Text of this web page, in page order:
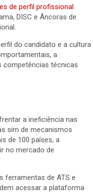
de perfil profissional
DISC e Âncoras de
do candidato e a cultura
a
competências técnicas
a ineficiência nas
sim de mecanismos
de 100 países, a
no mercado de
ferramentas de ATS e
acessar a plataforma